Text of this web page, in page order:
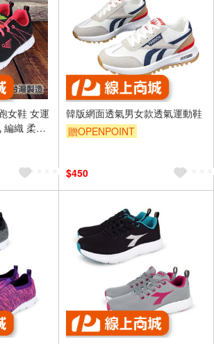
女鞋 女運
編織 柔軟
耐磨
韓版網面透氣男女款透氣運動鞋
贈OPENPOINT
$450